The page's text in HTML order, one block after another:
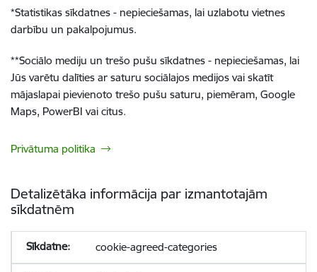
*Statistikas sīkdatnes - nepieciešamas, lai uzlabotu vietnes
darbību un pakalpojumus.
**Sociālo mediju un trešo pušu sīkdatnes - nepieciešamas, lai
Jūs varētu dalīties ar saturu sociālajos medijos vai skatīt
mājaslapai pievienoto trešo pušu saturu, piemēram, Google
Maps, PowerBI vai citus.
Privātuma politika
Detalizētāka informācija par izmantotajām
sīkdatnēm
cookie-agreed-categories